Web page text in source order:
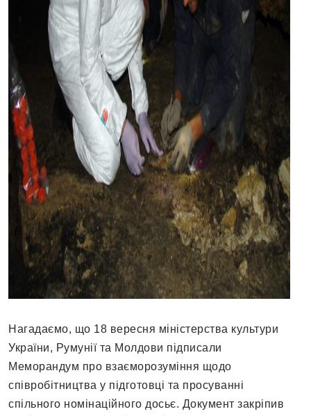
Нагадаємо, що 18 вересня міністерства культури
України, Румунії та Молдови підписали
Меморандум про взаєморозуміння щодо
співробітництва у підготовці та просуванні
спільного номінаційного досьє. Документ закріпив